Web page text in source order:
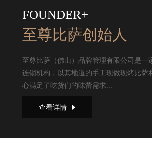
FOUNDER+
至尊比萨创始人
至尊比萨（佛山）品牌管理有限公司是一
连锁机构，以其地道的手工现做现烤比萨
心满足了吃货们的味蕾需求...
查看详情